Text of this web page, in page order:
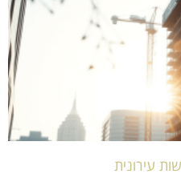
עירונית